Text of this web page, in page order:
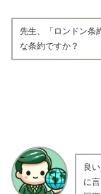
先生、「ロンドン条
な条約ですか？
良
に